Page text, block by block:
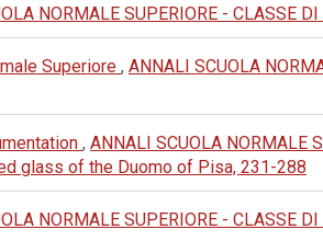
NORMALE SUPERIORE - CLASSE
Superiore , ANNALI SCUOLA
, ANNALI SCUOLA NORMALE
glass of the Duomo of Pisa, 231-288
NORMALE SUPERIORE - CLASSE